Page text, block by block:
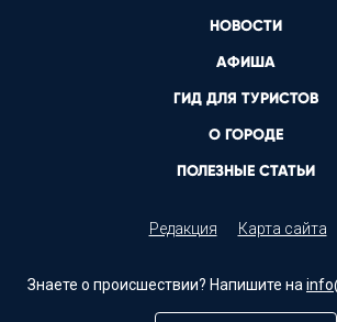
НОВОСТИ
АФИША
ГИД ДЛЯ ТУРИСТОВ
О ГОРОДЕ
ПОЛЕЗНЫЕ СТАТЬИ
Редакция Карта сайта
Знаете о происшествии? Напишите на